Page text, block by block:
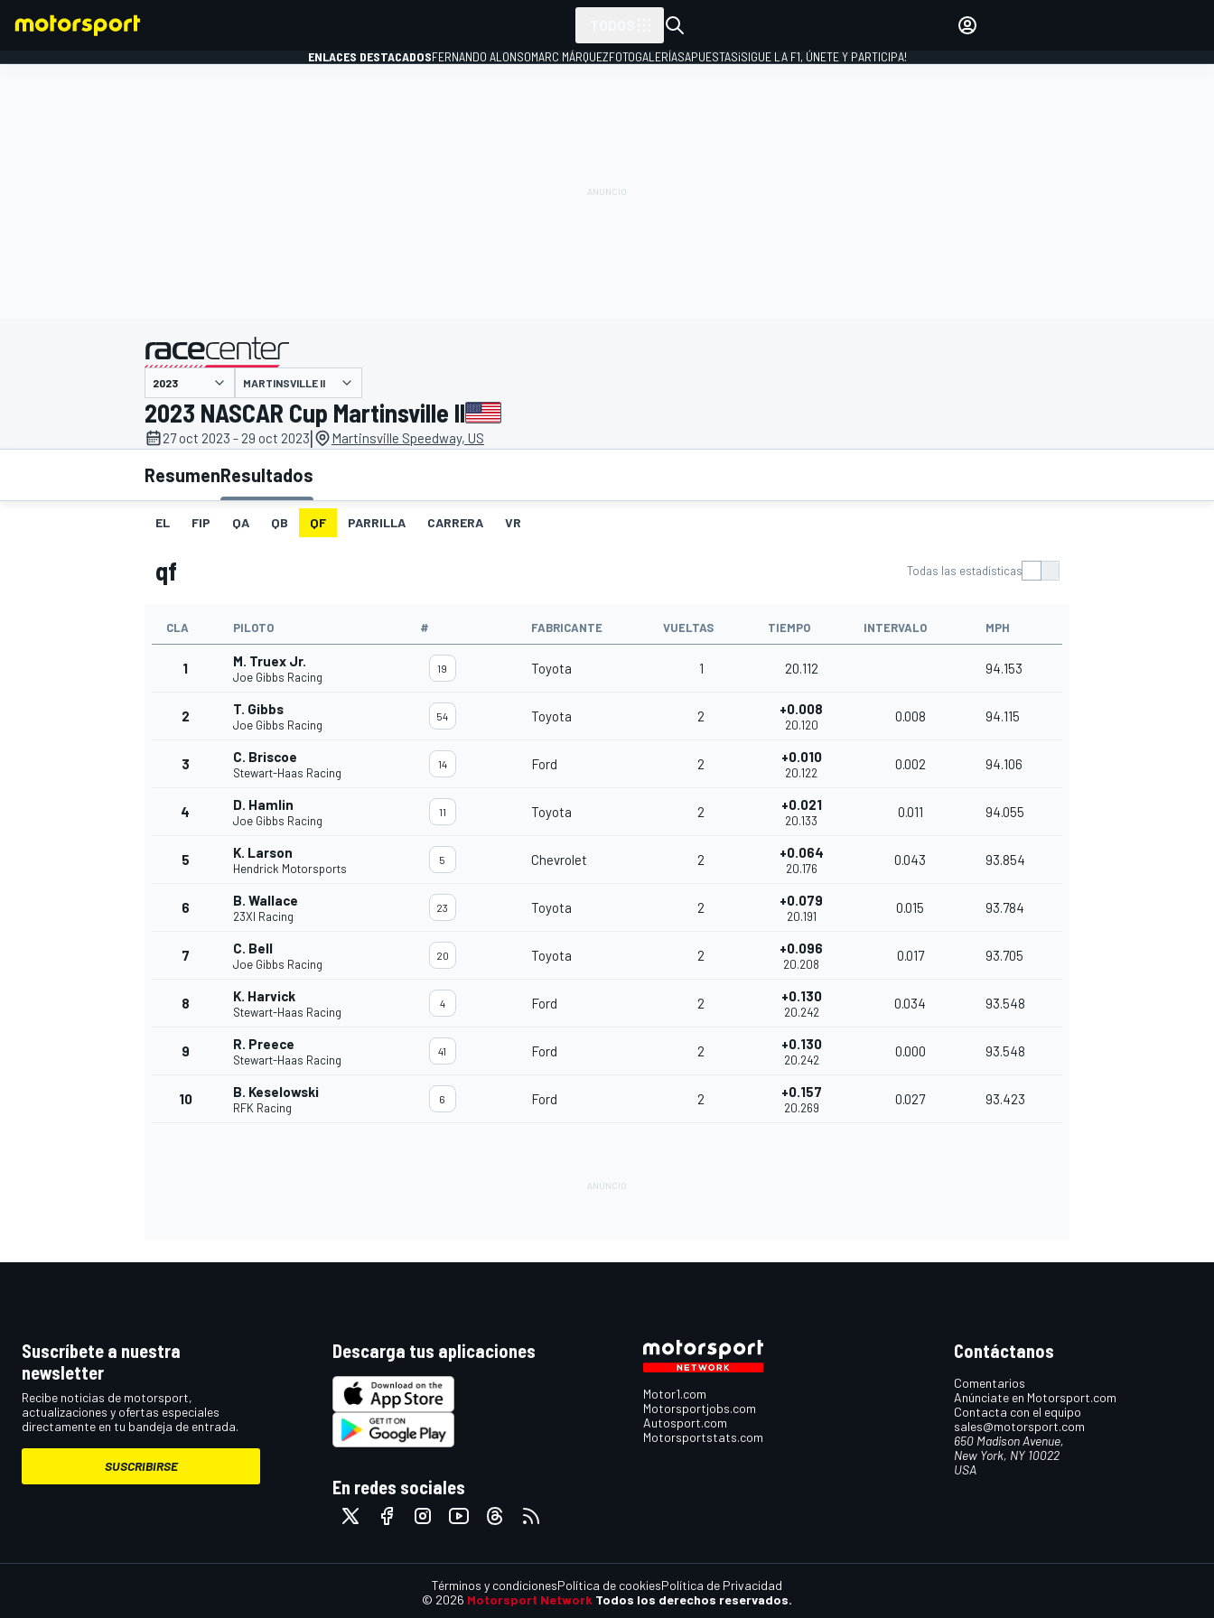
INDYCAR WRC
FÓRMULA E
ENLACES DESTACADOSFERNANDO ALONSOMARC MÁRQUEZFOTOGALERÍASAPUESTAS¡SIGUE LA F1, ÚNETE Y PARTICIPA!
presentado por
MARTINSVILLE II
2023 NASCAR Cup Martinsville II
27 oct 2023 - 29 oct 2023| Martinsville Speedway, US
ResumenResultados
EL FIP QA QB QF PARRILLA CARRERA VR
qf Todas las estadísticas
CLA PILOTO # FABRICANTE VUELTAS TIEMPO INTERVALO MPH
1 M. Truex Jr.
Joe Gibbs Racing
19 Toyota 1 20.112 94.153
2 T. Gibbs
Joe Gibbs Racing
54 Toyota 2 +0.008
20.120
0.008 94.115
3 C. Briscoe
Stewart-Haas Racing
14 Ford 2 +0.010
20.122
0.002 94.106
4 D. Hamlin
Joe Gibbs Racing
11 Toyota 2 +0.021
20.133
0.011 94.055
5 K. Larson
Hendrick Motorsports
5 Chevrolet 2 +0.064
20.176
0.043 93.854
6 B. Wallace
23XI Racing
23 Toyota 2 +0.079
20.191
0.015 93.784
7 C. Bell
Joe Gibbs Racing
20 Toyota 2 +0.096
20.208
0.017 93.705
8 K. Harvick
Stewart-Haas Racing
4 Ford 2 +0.130
20.242
0.034 93.548
9 R. Preece
Stewart-Haas Racing
41 Ford 2 +0.130
20.242
0.000 93.548
10 B. Keselowski
RFK Racing
6 Ford 2 +0.157
20.269
0.027 93.423
Suscríbete a nuestra
newsletter
Recibe noticias de motorsport,
actualizaciones y ofertas especiales
directamente en tu bandeja de entrada.
SUSCRIBIRSE
Descarga tus aplicaciones
En redes sociales
Motor1.com
Motorsportjobs.com
Autosport.com
Motorsportstats.com
Contáctanos
Comentarios
Anúnciate en Motorsport.com
Contacta con el equipo
sales@motorsport.com
650 Madison Avenue,
New York, NY 10022
USA
© 2026 Motorsport Network Todos los derechos reservados.
Términos y condicionesPolítica de cookiesPolítica de Privacidad